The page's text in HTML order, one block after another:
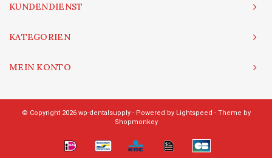
KUNDENDIENST
KATEGORIEN
MEIN KONTO
© Copyright 2026 wp-dentalsupply - Powered by Lightspeed - Theme by
Shopmonkey